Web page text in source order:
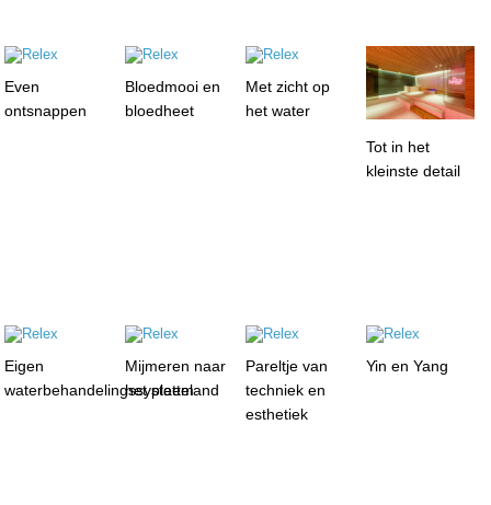
Even
ontsnappen
Bloedmooi en
bloedheet
Met zicht op
het water
Tot in het
kleinste detail
Eigen
waterbehandelingssysteem
Mijmeren naar
het platteland
Pareltje van
techniek en
esthetiek
Yin en Yang